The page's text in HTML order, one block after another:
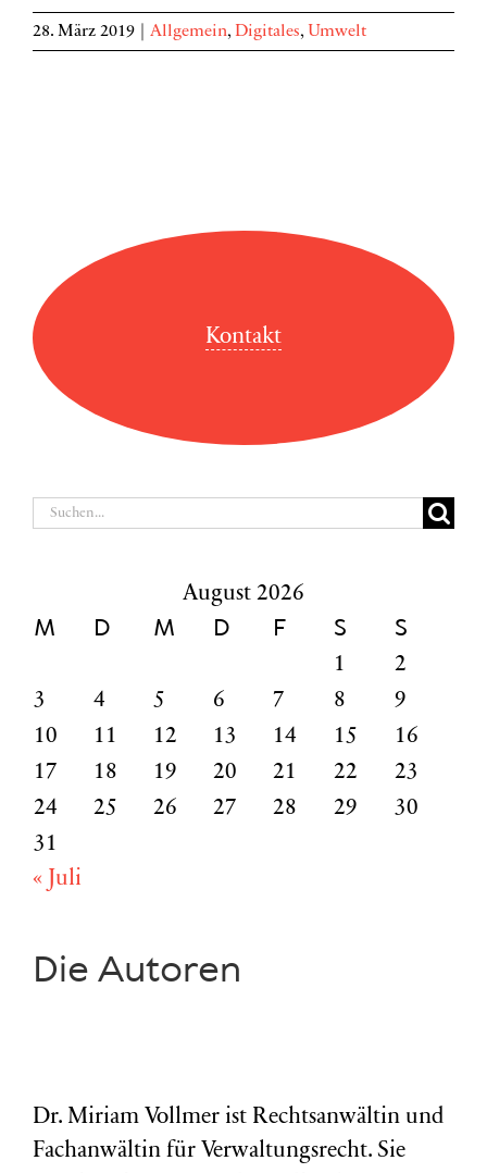
28. März 2019 Allgemein, Digitales, Umwelt
Kontakt
Suche
August 2026
M D M D F S S
1
2
3
4 5 6 7 8
9
10
11 12 13 14 15
16
17
18 19 20 21 22
23
24
25 26 27 28 29
30
31
« Juli
Die Autoren
Dr. Miriam Vollmer ist Rechtsanwältin und
Fachanwältin für Verwaltungsrecht. Sie